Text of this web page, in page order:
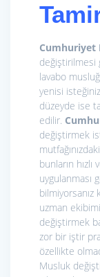
Cumhuriyet
değiştirilmesi
lavabo
yenisi
düzeyde ise
edilir.
değiştirmek
bunların
uygulanması
uzman
değiştirmek
zor bir iştir
özellikte
Musluk